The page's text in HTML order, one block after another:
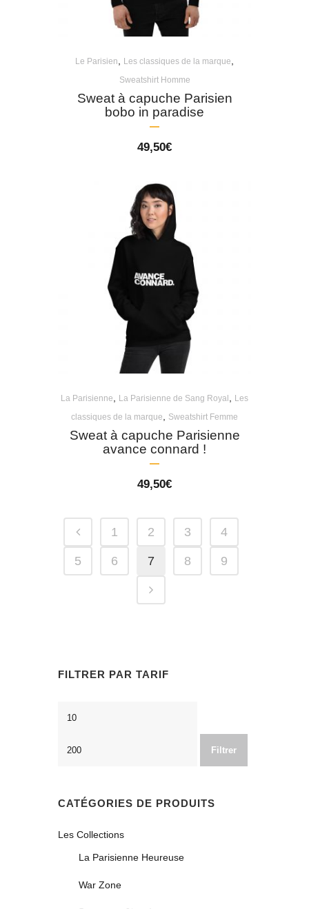
Le Parisien Les classiques de la marque
Sweatshirt Homme
Sweat à capuche Parisien
bobo in paradise
49,50€
La Parisienne La Parisienne de Sang Royal
Les
classiques de la marque
Sweatshirt Femme
Sweat à capuche Parisienne
avance connard !
49,50€
1 2 3 4
5 6 7 8 9
FILTRER PAR TARIF
Filtrer
CATÉGORIES DE PRODUITS
Les Collections
La Parisienne Heureuse
War Zone